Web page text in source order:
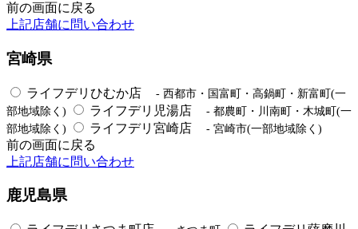
前の画面に戻る
上記店舗に問い合わせ
宮崎県
ライフデリひむか店
- 西都市・国富町・高鍋町・新富町(一
部地域除く)
ライフデリ児湯店
- 都農町・川南町・木城町(一
部地域除く)
ライフデリ宮崎店 - 宮崎市(一部地域除く)
前の画面に戻る
上記店舗に問い合わせ
鹿児島県